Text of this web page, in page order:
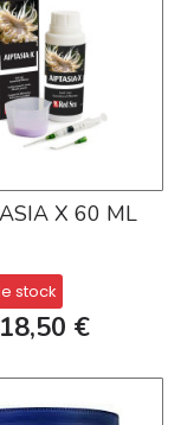
AIPTASIA X 60 ML
stock
18,50 €